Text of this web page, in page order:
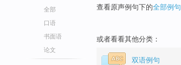
全部
口语
书面语
论文
查看原声例句下的全部例句
或者看看其他分类：
双语例句